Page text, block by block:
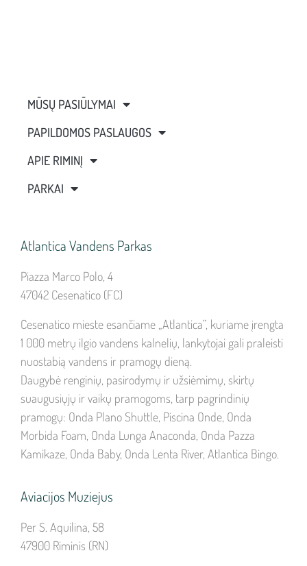
Atlantica Vandens Parkas
Piazza Marco Polo, 4
47042 Cesenatico (FC)
Cesenatico mieste esančiame „Atlantica”, kuriame įrengta
1 000 metrų ilgio vandens kalnelių, lankytojai gali praleisti
nuostabią vandens ir pramogų dieną.
Daugybė renginių, pasirodymų ir užsiėmimų, skirtų
suaugusiųjų ir vaikų pramogoms, tarp pagrindinių
pramogų: Onda Plano Shuttle, Piscina Onde, Onda
Morbida Foam, Onda Lunga Anaconda, Onda Pazza
Kamikaze, Onda Baby, Onda Lenta River, Atlantica Bingo.
Aviacijos Muziejus
Per S. Aquilina, 58
47900 Riminis (RN)
MŪSŲ PASIŪLYMAI
PAPILDOMOS PASLAUGOS
APIE RIMINĮ
PARKAI